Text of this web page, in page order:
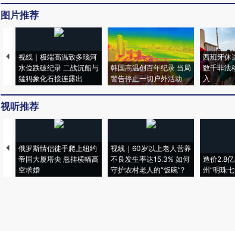
图片推荐
视线｜极端高温致多瑙河
水位跌破纪录 二战沉船与
猛犸象化石接连露出
韩国高温创百年纪录 当局
警告停止一切户外活动
西班牙休
数千非法
入
视听推荐
俄罗斯情侣徒手爬上纽约
帝国大厦塔尖 悬挂横幅高
空求婚
视线｜60岁以上老人营养
不良发生率达15.3% 如何
守护农村老人的“饭碗”?
造价2.8
州“明珠